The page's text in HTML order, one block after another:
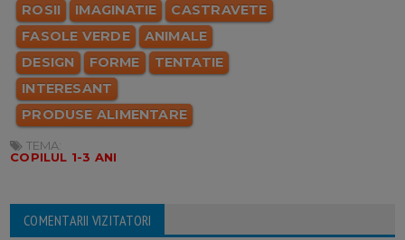
ROSII
IMAGINATIE
CASTRAVETE
FASOLE VERDE
ANIMALE
DESIGN
FORME
TENTATIE
INTERESANT
PRODUSE ALIMENTARE
TEMA:
COPILUL 1-3 ANI
COMENTARII VIZITATORI